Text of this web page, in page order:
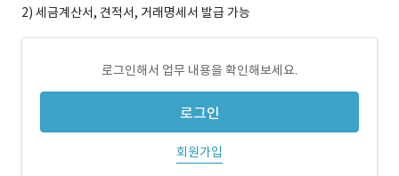
2) 세금계산서, 견적서, 거래명세서 발급 가능
로그인해서 업무 내용을 확인해보세요.
로그인
회원가입